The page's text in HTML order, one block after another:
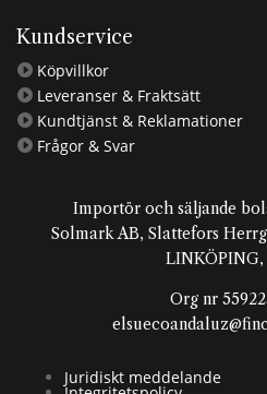
Kundservice
 Köpvillkor
 Leveranser & Fraktsätt
 Kundtjänst & Reklamationer
 Frågor & Svar
Importör och säljande
Solmark AB, Slattefors
LINKÖPING,
Org nr
Juridiskt meddelande